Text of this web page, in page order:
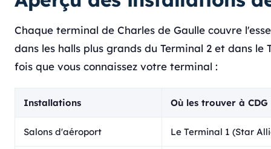
Chaque terminal de Charles de Gaulle couvre
dans les halls plus grands du Terminal 2 et dans
fois que vous connaissez votre terminal :
Installations Où les trouver à CDG
Salons d'aéroport Le Terminal 1 (Star